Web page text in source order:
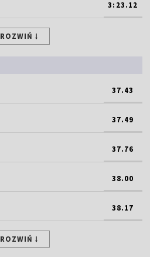
3:23.12
ROZWIŃ
37.43
37.49
37.76
38.00
38.17
ROZWIŃ